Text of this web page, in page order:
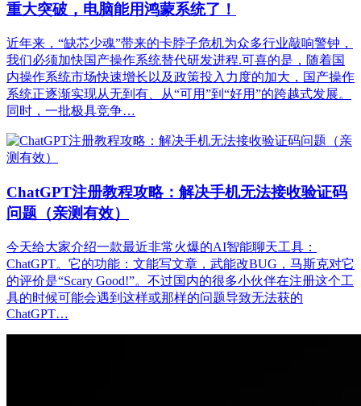
重大突破，电脑能用鸿蒙系统了！
近年来，“缺芯少魂”带来的卡脖子危机为众多行业敲响警钟，
我们必须加快国产操作系统替代研发进程.可喜的是，随着国
内操作系统市场快速增长以及政策投入力度的加大，国产操作
系统正逐渐实现从无到有、从“可用”到“好用”的跨越式发展。
同时，一批极具竞争…
ChatGPT注册教程攻略：解决手机无法接收验证码
问题（亲测有效）
今天给大家介绍一款最近非常火爆的AI智能聊天工具：
ChatGPT。它的功能：文能写文章，武能改BUG，马斯克对它
的评价是“Scary Good!”。不过国内的很多小伙伴在注册这个工
具的时候可能会遇到这样或那样的问题导致无法获的
ChatGPT…